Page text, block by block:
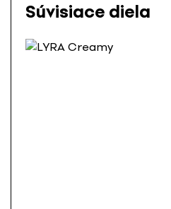
Súvisiace diela